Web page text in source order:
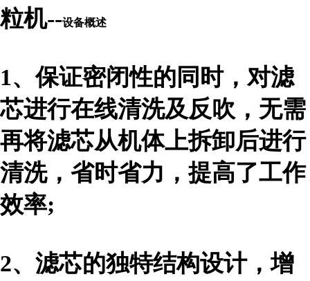
粒机--设备概述
1、保证密闭性的同时，对滤
芯进行在线清洗及反吹，无需
再将滤芯从机体上拆卸后进行
清洗，省时省力，提高了工作
效率;
2、 滤芯的独特结构设计，增